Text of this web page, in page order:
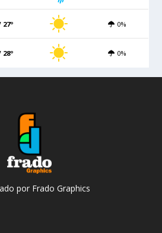
27º 0%
28º 0%
por Frado Graphics